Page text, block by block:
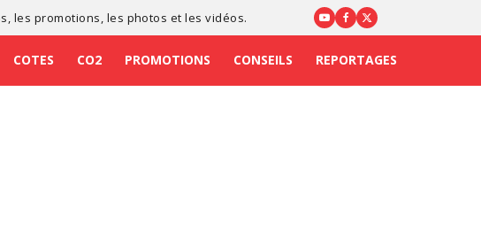
, les promotions , les photos et les vidéos.
COTES CO2 PROMOTIONS CONSEILS REPORTAGES